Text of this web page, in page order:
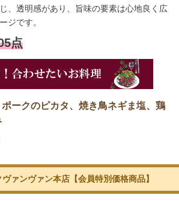
、透明感があり、旨味の要素は心地良く広
ジです。
点
ークのピカタ、焼き鳥ネギま塩、鶏
ァンヴァン本店【会員特別価格商品】